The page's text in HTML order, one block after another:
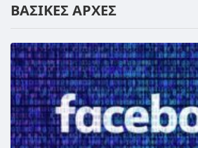
ΒΑΣΙΚΕΣ ΑΡΧΕΣ